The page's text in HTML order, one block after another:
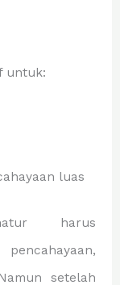
untuk:
luas
harus
setelah